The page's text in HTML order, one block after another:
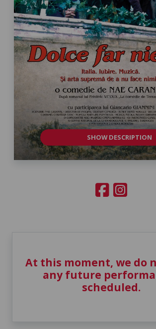
SHOW DESCRIPTION
At this moment, we do
any future
scheduled.